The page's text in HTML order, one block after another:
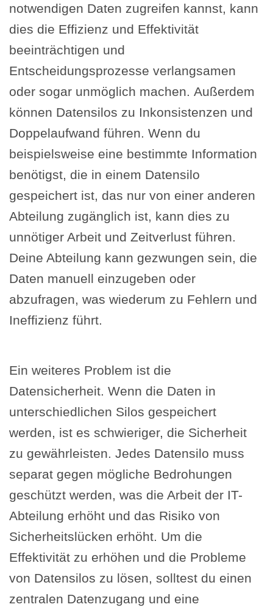
notwendigen Daten zugreifen kannst, kann
dies die Effizienz und Effektivität
beeinträchtigen und
Entscheidungsprozesse verlangsamen
oder sogar unmöglich machen. Außerdem
können Datensilos zu Inkonsistenzen und
Doppelaufwand führen. Wenn du
beispielsweise eine bestimmte Information
benötigst, die in einem Datensilo
gespeichert ist, das nur von einer anderen
Abteilung zugänglich ist, kann dies zu
unnötiger Arbeit und Zeitverlust führen.
Deine Abteilung kann gezwungen sein, die
Daten manuell einzugeben oder
abzufragen, was wiederum zu Fehlern und
Ineffizienz führt.
Ein weiteres Problem ist die
Datensicherheit. Wenn die Daten in
unterschiedlichen Silos gespeichert
werden, ist es schwieriger, die Sicherheit
zu gewährleisten. Jedes Datensilo muss
separat gegen mögliche Bedrohungen
geschützt werden, was die Arbeit der IT-
Abteilung erhöht und das Risiko von
Sicherheitslücken erhöht. Um die
Effektivität zu erhöhen und die Probleme
von Datensilos zu lösen, solltest du einen
zentralen Datenzugang und eine